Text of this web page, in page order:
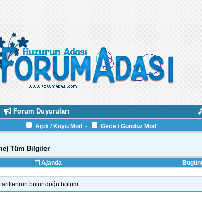
Forum Duyuruları
Açık / Koyu Mod - Gece / Gündüz Mod
Tüm Bilgiler
Ajanda
bulunduğu bölüm.